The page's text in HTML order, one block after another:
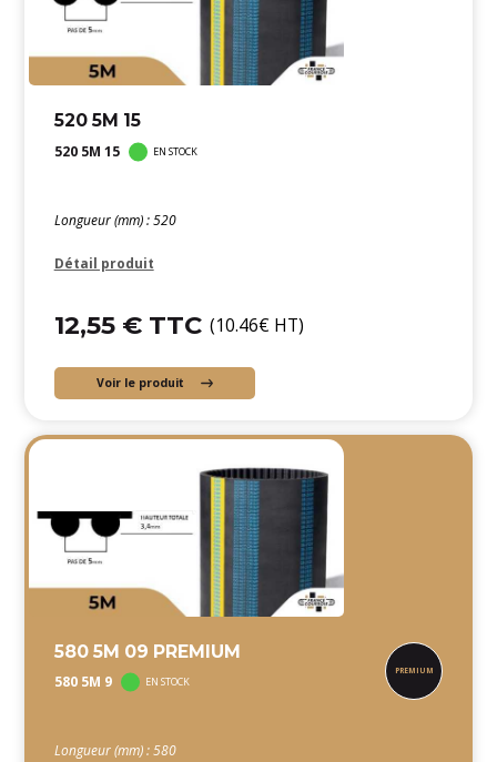
520 5M 15
520 5M 15 EN STOCK
Longueur (mm) : 520
Détail produit
12,55 € TTC (10.46€ HT)
Voir le produit
580 5M 09 PREMIUM
580 5M 9 EN STOCK
Longueur (mm) : 580